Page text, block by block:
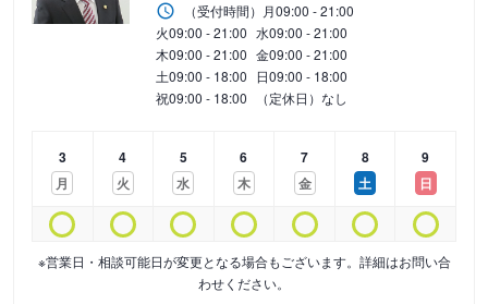
（受付時間） 月09:00 - 21:00
火09:00 - 21:00 水09:00 - 21:00
木09:00 - 21:00 金09:00 - 21:00
土09:00 - 18:00 日09:00 - 18:00
祝09:00 - 18:00 （定休日）なし
3
月
4
火
5
水
6
木
7
金
8
土
9
日
※営業日・相談可能日が変更となる場合もございます。詳細はお問い合
わせください。